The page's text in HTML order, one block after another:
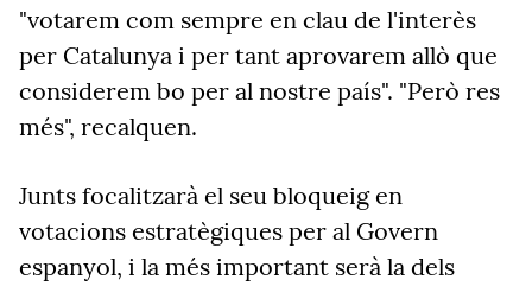
"votarem com sempre en clau de l'interès
per Catalunya i per tant aprovarem allò que
considerem bo per al nostre país". "Però res
més", recalquen.
Junts focalitzarà el seu bloqueig en
votacions estratègiques per al Govern
espanyol, i la més important serà la dels